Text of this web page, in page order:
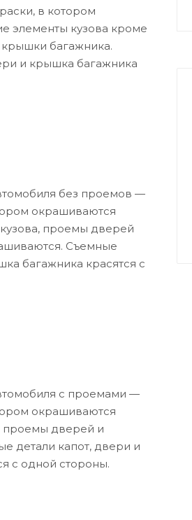
в котором
элементы кузова кроме
багажника.
и крышка багажника
без проемов —
окрашиваются
проемы дверей
Съемные
багажника красятся с
с проемами —
окрашиваются
проемы дверей и
детали капот, двери и
с одной стороны.